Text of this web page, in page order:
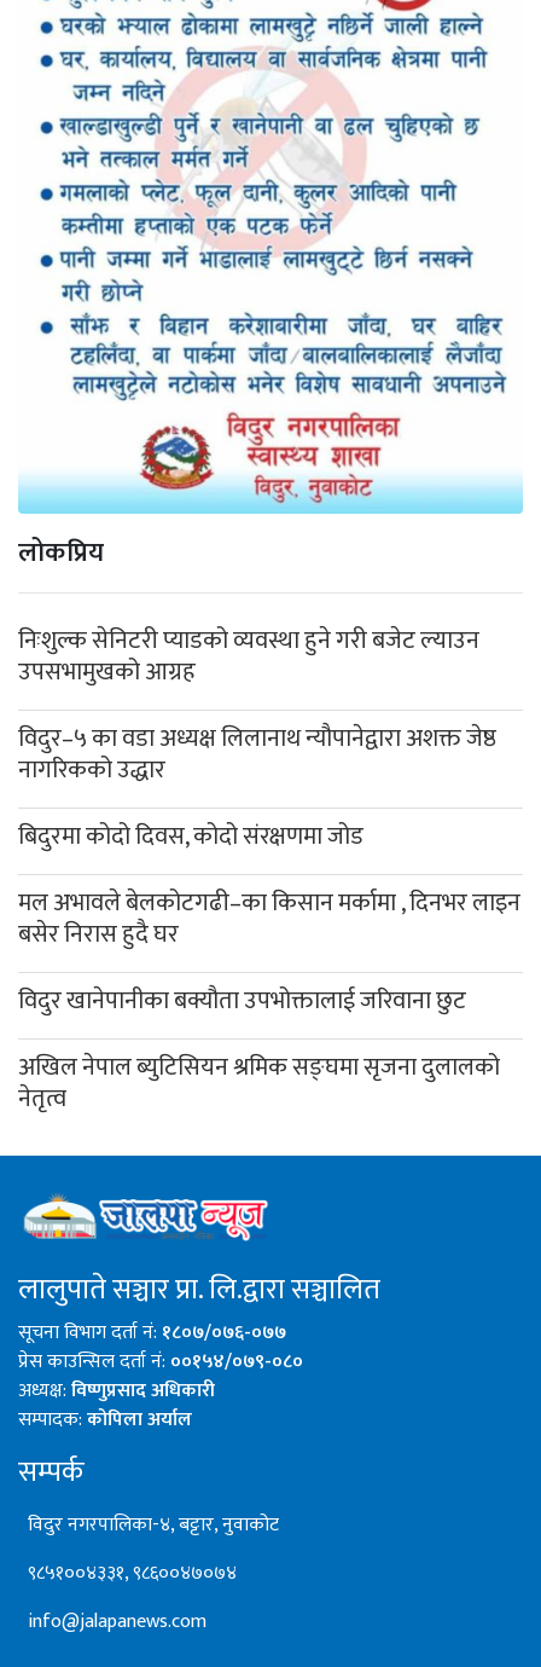
लोकप्रिय
निःशुल्क सेनिटरी प्याडको व्यवस्था हुने गरी बजेट ल्याउन
उपसभामुखको आग्रह
विदुर–५ का वडा अध्यक्ष लिलानाथ न्यौपानेद्वारा अशक्त जेष्ठ
नागरिकको उद्धार
बिदुरमा कोदो दिवस, कोदो संरक्षणमा जोड
मल अभावले बेलकोटगढी–का किसान मर्कामा , दिनभर लाइन
बसेर निरास हुदै घर
विदुर खानेपानीका बक्यौता उपभोक्तालाई जरिवाना छुट
अखिल नेपाल ब्युटिसियन श्रमिक सङ्घमा सृजना दुलालको
नेतृत्व
लालुपाते सञ्चार प्रा. लि.द्वारा सञ्चालित
सूचना विभाग दर्ता नं: १८०७/०७६-०७७
प्रेस काउन्सिल दर्ता नं: ००१५४/०७९-०८०
अध्यक्ष:विष्णुप्रसाद अधिकारी
सम्पादक:कोपिला अर्याल
सम्पर्क
विदुर नगरपालिका-४, बट्टार, नुवाकोट
९८५१००४३३१, ९८६००४७०७४
info@jalapanews.com